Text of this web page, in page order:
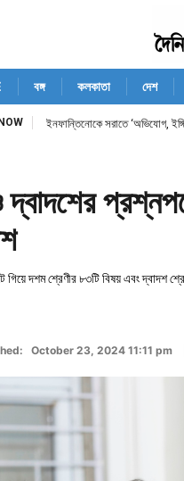
বঙ্গ কলকাতা দেশ
ইনফান্তিনোকে সরাতে ‘অভিযোগ,
গিয়ে দশম শ্রেণীর ৮৩টি বিষয় এবং দ্বাদশ
October 23, 2024 11:11